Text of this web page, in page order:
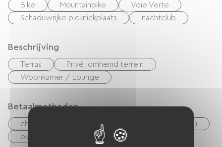
Bike
Mountainbike
Voie Verte
Schaduwrijke picknickplaats
nachtclub
Beschrijving
Terras
Privé, omheind terrein
Woonkamer / Lounge
Betaalmethoden
checks
Vakantiebonnen (ANCV)
overdracht